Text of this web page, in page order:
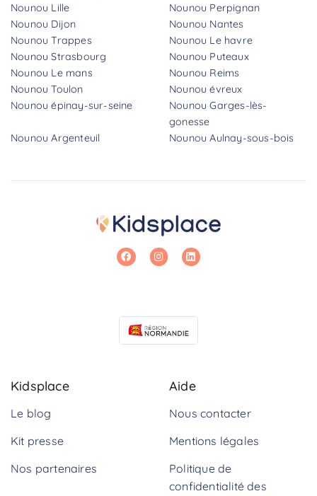
Nounou Lille
Nounou Perpignan
Nounou Dijon
Nounou Nantes
Nounou Trappes
Nounou Le havre
Nounou Strasbourg
Nounou Puteaux
Nounou Le mans
Nounou Reims
Nounou Toulon
Nounou évreux
Nounou épinay-sur-seine
Nounou Garges-lès-
gonesse
Nounou Argenteuil
Nounou Aulnay-sous-bois
Kidsplace
Le blog
Kit presse
Nos partenaires
Aide
Nous contacter
Mentions légales
Politique de
confidentialité des